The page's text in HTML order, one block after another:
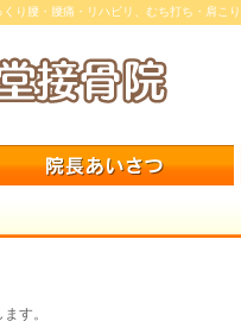
り腰・腰痛・リハビリ、むち打ち・肩こ
す。